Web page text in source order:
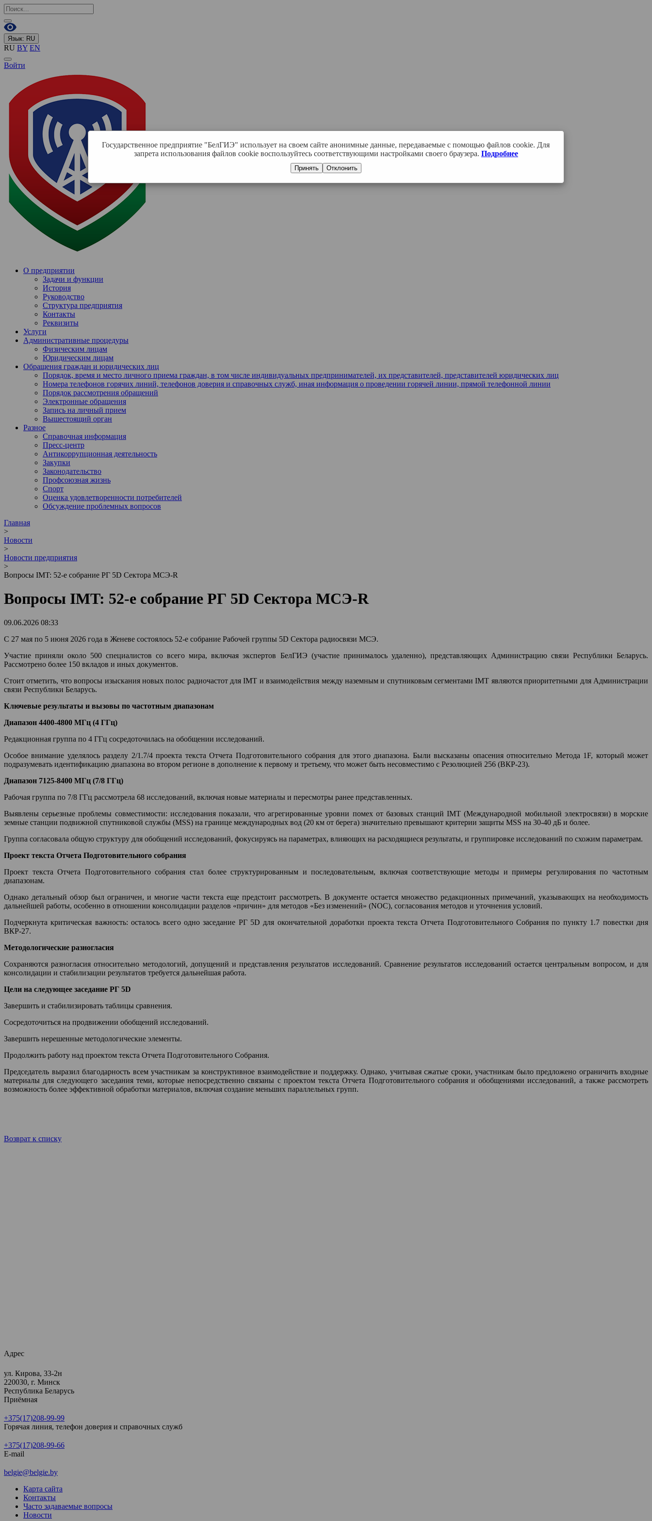
Язык: RU
RU BY EN
Войти
О предприятии
Задачи и функции
История
Руководство
Структура предприятия
Контакты
Реквизиты
Услуги
Административные процедуры
Физическим лицам
Юридическим лицам
Обращения граждан и юридических лиц
Порядок, время и место личного приема граждан, в том числе индивидуальных предпринимателей, их представителей, представителей юридических лиц
Номера телефонов горячих линий, телефонов доверия и справочных служб, иная информация о проведении горячей линии, прямой телефонной линии
Порядок рассмотрения обращений
Электронные обращения
Запись на личный прием
Вышестоящий орган
Разное
Справочная информация
Пресс-центр
Антикоррупционная деятельность
Закупки
Законодательство
Профсоюзная жизнь
Спорт
Оценка удовлетворенности потребителей
Обсуждение проблемных вопросов
Главная
>
Новости
>
Новости предприятия
>
Вопросы IMT: 52-е собрание РГ 5D Сектора МСЭ-R
Вопросы IMT: 52-е собрание РГ 5D Сектора МСЭ-R
09.06.2026 08:33
С 27 мая по 5 июня 2026 года в Женеве состоялось 52-е собрание Рабочей группы 5D Сектора радиосвязи МСЭ.
Участие приняли около 500 специалистов со всего мира, включая экспертов БелГИЭ (участие принималось удаленно), представляющих Администрацию связи Республики Беларусь.
Рассмотрено более 150 вкладов и иных документов.
Стоит отметить, что вопросы изыскания новых полос радиочастот для IMT и взаимодействия между наземным и спутниковым сегментами IMT являются приоритетными для Администрации
связи Республики Беларусь.
Ключевые результаты и вызовы по частотным диапазонам
Диапазон 4400-4800 МГц (4 ГГц)
Редакционная группа по 4 ГГц сосредоточилась на обобщении исследований.
Особое внимание уделялось разделу 2/1.7/4 проекта текста Отчета Подготовительного собрания для этого диапазона. Были высказаны опасения относительно Метода 1F, который может
подразумевать идентификацию диапазона во втором регионе в дополнение к первому и третьему, что может быть несовместимо с Резолюцией 256 (ВКР-23).
Диапазон 7125-8400 МГц (7/8 ГГц)
Рабочая группа по 7/8 ГГц рассмотрела 68 исследований, включая новые материалы и пересмотры ранее представленных.
Выявлены серьезные проблемы совместимости: исследования показали, что агрегированные уровни помех от базовых станций IMT (Международной мобильной электросвязи) в морские
земные станции подвижной спутниковой службы (MSS) на границе международных вод (20 км от берега) значительно превышают критерии защиты MSS на 30-40 дБ и более.
Группа согласовала общую структуру для обобщений исследований, фокусируясь на параметрах, влияющих на расходящиеся результаты, и группировке исследований по схожим параметрам.
Проект текста Отчета Подготовительного собрания
Проект текста Отчета Подготовительного собрания стал более структурированным и последовательным, включая соответствующие методы и примеры регулирования по частотным
диапазонам.
Однако детальный обзор был ограничен, и многие части текста еще предстоит рассмотреть. В документе остается множество редакционных примечаний, указывающих на необходимость
дальнейшей работы, особенно в отношении консолидации разделов «причин» для методов «Без изменений» (NOC), согласования методов и уточнения условий.
Подчеркнута критическая важность: осталось всего одно заседание РГ 5D для окончательной доработки проекта текста Отчета Подготовительного Собрания по пункту 1.7 повестки дня
ВКР-27.
Методологические разногласия
Сохраняются разногласия относительно методологий, допущений и представления результатов исследований. Сравнение результатов исследований остается центральным вопросом, и для
консолидации и стабилизации результатов требуется дальнейшая работа.
Цели на следующее заседание РГ 5D
Завершить и стабилизировать таблицы сравнения.
Сосредоточиться на продвижении обобщений исследований.
Завершить нерешенные методологические элементы.
Продолжить работу над проектом текста Отчета Подготовительного Собрания.
Председатель выразил благодарность всем участникам за конструктивное взаимодействие и поддержку. Однако, учитывая сжатые сроки, участникам было предложено ограничить входные
материалы для следующего заседания теми, которые непосредственно связаны с проектом текста Отчета Подготовительного собрания и обобщениями исследований, а также рассмотреть
возможность более эффективной обработки материалов, включая создание меньших параллельных групп.
Возврат к списку
Адрес
ул. Кирова, 33-2н
220030, г. Минск
Республика Беларусь
Приёмная
+375(17)208-99-99
Горячая линия, телефон доверия и справочных служб
+375(17)208-99-66
E-mail
belgie@belgie.by
Карта сайта
Контакты
Часто задаваемые вопросы
Новости
Государственное предприятие "БелГИЭ" использует на своем сайте анонимные данные, передаваемые с помощью файлов cookie. Для
запрета использования файлов cookie воспользуйтесь соответствующими настройками своего браузера. Подробнее
Принять Отклонить